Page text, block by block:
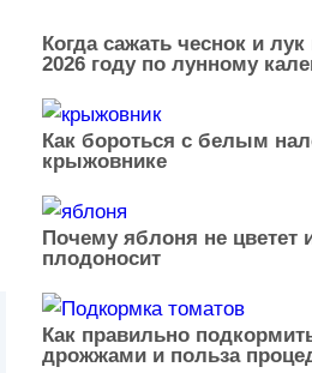
Когда сажать чеснок и
2026 году по лунному
Как бороться с белым
крыжовнике
Почему яблоня не цветет
плодоносит
Как правильно
дрожжами и польза